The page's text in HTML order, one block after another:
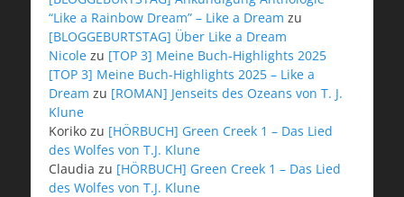
“Like a Rainbow Dream” – Like a Dream zu
[BLOGGEBURTSTAG] Über Like a Dream
Nicole zu [TOP 3] Meine Buch-Highlights 2025
[TOP 3] Meine Buch-Highlights 2025 – Like a
Dream zu [ROMAN] Jenseits des Ozeans von T. J.
Klune
Koriko zu [HÖRBUCH] Green Creek 1 – Das Lied
des Wolfes von T.J. Klune
Claudia zu [HÖRBUCH] Green Creek 1 – Das Lied
des Wolfes von T.J. Klune